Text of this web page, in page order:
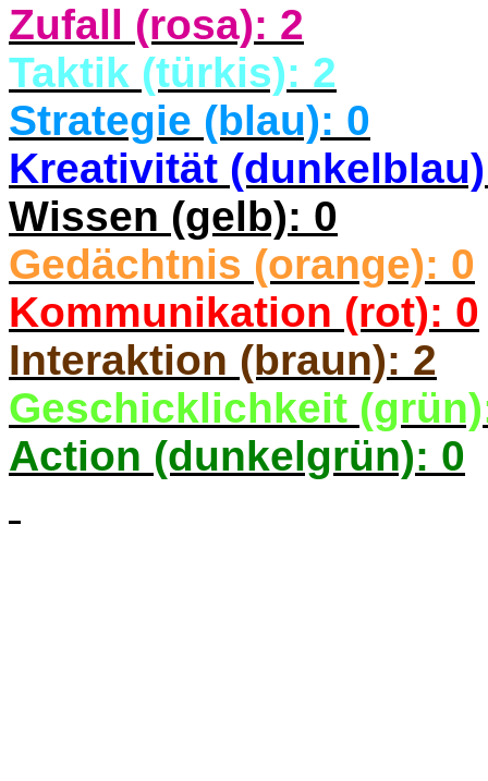
Zufall (rosa): 2
Taktik (türkis): 2
Strategie (blau): 0
Kreativität
Wissen (gelb): 0
Gedächtnis (orange): 0
Kommunikation (rot): 0
Interaktion (braun): 2
Geschicklichkeit
Action (dunkelgrün): 0